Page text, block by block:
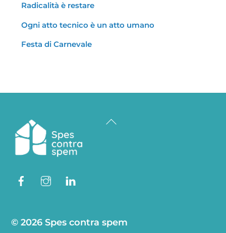
Radicalità è restare
Ogni atto tecnico è un atto umano
Festa di Carnevale
Back
FacebookInstagram
© 2026 Spes contra spem